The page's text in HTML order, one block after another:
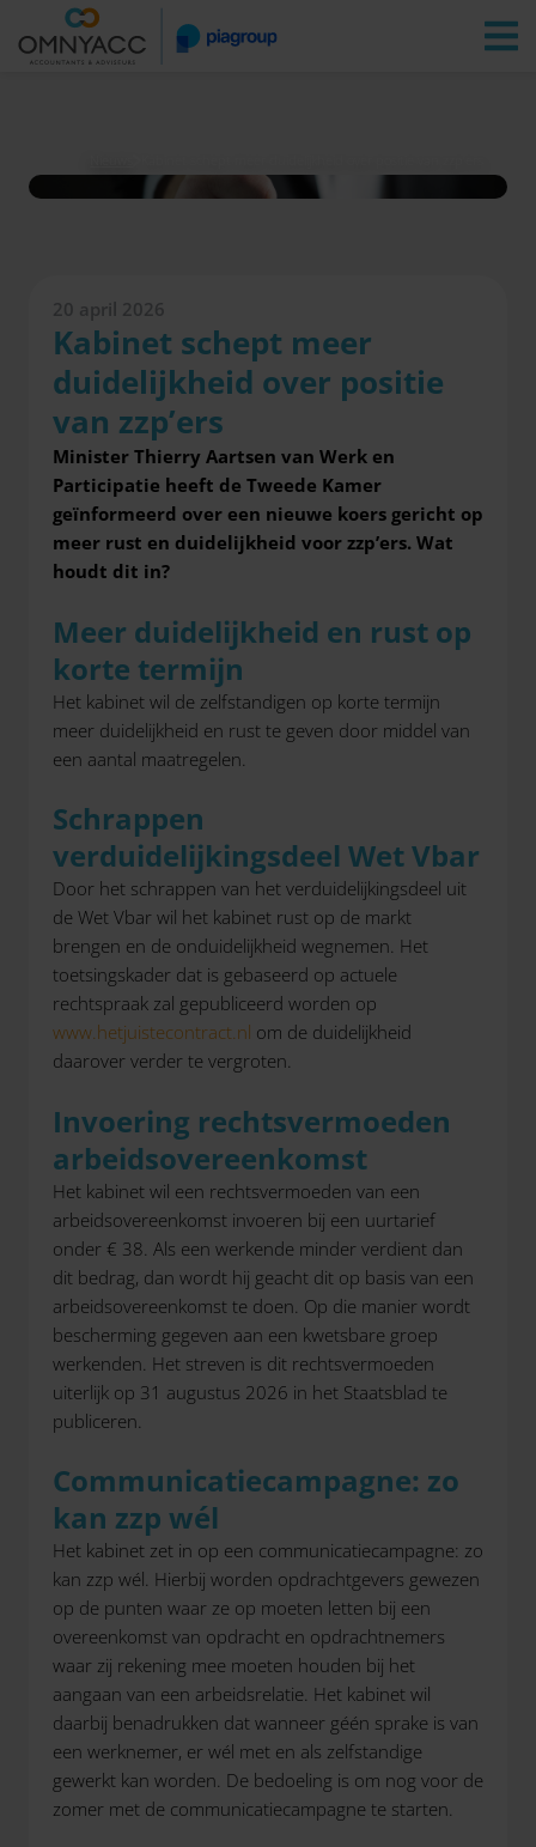
Vestigingen Zoeken
20 april 2026
Kabinet schept meer
duidelijkheid over positie
van zzp’ers
Minister Thierry Aartsen van Werk en
Participatie heeft de Tweede Kamer
geïnformeerd over een nieuwe koers gericht op
meer rust en duidelijkheid voor zzp’ers. Wat
houdt dit in?
Meer duidelijkheid en rust op
korte termijn
Het kabinet wil de zelfstandigen op korte termijn
meer duidelijkheid en rust te geven door middel van
een aantal maatregelen.
Schrappen
verduidelijkingsdeel Wet Vbar
Door het schrappen van het verduidelijkingsdeel uit
de Wet Vbar wil het kabinet rust op de markt
brengen en de onduidelijkheid wegnemen. Het
toetsingskader dat is gebaseerd op actuele
rechtspraak zal gepubliceerd worden op
www.hetjuistecontract.nl om de duidelijkheid
daarover verder te vergroten.
Invoering rechtsvermoeden
arbeidsovereenkomst
Het kabinet wil een rechtsvermoeden van een
arbeidsovereenkomst invoeren bij een uurtarief
onder € 38. Als een werkende minder verdient dan
dit bedrag, dan wordt hij geacht dit op basis van een
arbeidsovereenkomst te doen. Op die manier wordt
bescherming gegeven aan een kwetsbare groep
werkenden. Het streven is dit rechtsvermoeden
uiterlijk op 31 augustus 2026 in het Staatsblad te
publiceren.
Communicatiecampagne: zo
kan zzp wél
Het kabinet zet in op een communicatiecampagne: zo
kan zzp wél. Hierbij worden opdrachtgevers gewezen
op de punten waar ze op moeten letten bij een
overeenkomst van opdracht en opdrachtnemers
waar zij rekening mee moeten houden bij het
aangaan van een arbeidsrelatie. Het kabinet wil
daarbij benadrukken dat wanneer géén sprake is van
een werknemer, er wél met en als zelfstandige
gewerkt kan worden. De bedoeling is om nog voor de
zomer met de communicatiecampagne te starten.